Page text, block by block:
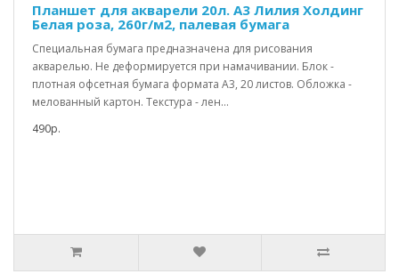
Планшет для акварели 20л. А3 Лилия Холдинг
Белая роза, 260г/м2, палевая бумага
Специальная бумага предназначена для рисования
акварелью. Не деформируется при намачивании. Блок -
плотная офсетная бумага формата А3, 20 листов. Обложка -
мелованный картон. Текстура - лен...
490р.